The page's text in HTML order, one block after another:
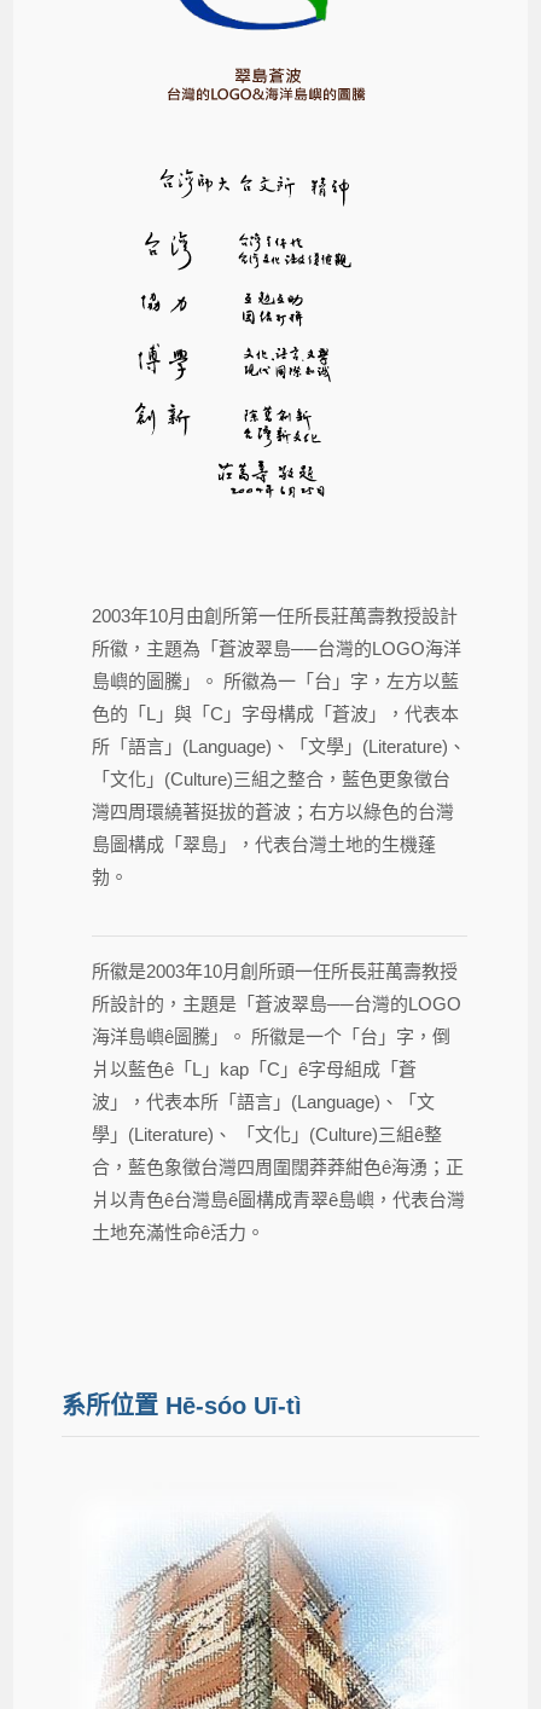
2003年10月由創所第一任所長莊萬壽教授設計
所徽，主題為「蒼波翠島──台灣的LOGO海洋
島嶼的圖騰」。 所徽為一「台」字，左方以藍
色的「L」與「C」字母構成「蒼波」，代表本
所「語言」(Language)、「文學」(Literature)、
「文化」(Culture)三組之整合，藍色更象徵台
灣四周環繞著挺拔的蒼波；右方以綠色的台灣
島圖構成「翠島」，代表台灣土地的生機蓬
勃。
所徽是2003年10月創所頭一任所長莊萬壽教授
所設計的，主題是「蒼波翠島──台灣的LOGO
海洋島嶼ê圖騰」。 所徽是一个「台」字，倒
爿以藍色ê「L」kap「C」ê字母組成「蒼
波」，代表本所「語言」(Language)、「文
學」(Literature)、 「文化」(Culture)三組ê整
合，藍色象徵台灣四周圍闊莽莽紺色ê海湧；正
爿以青色ê台灣島ê圖構成青翠ê島嶼，代表台灣
土地充滿性命ê活力。
系所位置 Hē-sóo Uī-tì